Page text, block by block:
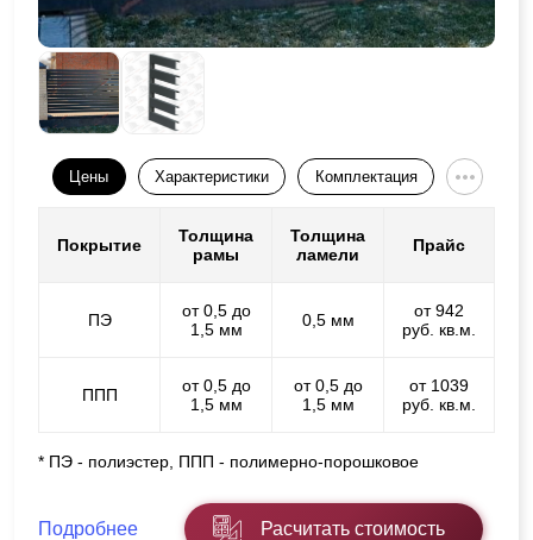
Цены Характеристики Комплектация
Покрытие
Толщина
рамы
Толщина
ламели
Прайс
ПЭ
от 0,5 до
1,5 мм
0,5 мм
от 942
руб. кв.м.
ППП
от 0,5 до
1,5 мм
от 0,5 до
1,5 мм
от 1039
руб. кв.м.
* ПЭ - полиэстер, ППП - полимерно-порошковое
Подробнее Расчитать стоимость